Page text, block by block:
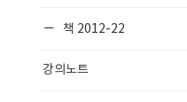
책 2012-22
강의노트